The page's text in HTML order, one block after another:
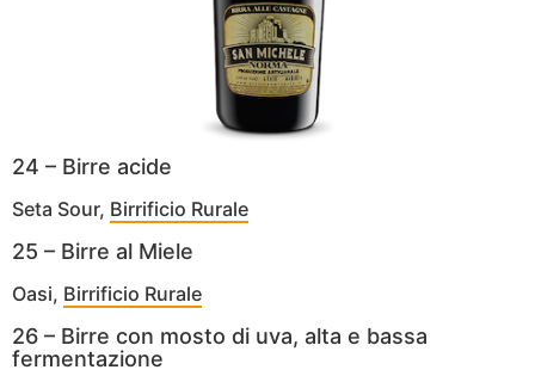
24 – Birre acide
Seta Sour, Birrificio Rurale
25 – Birre al Miele
Oasi, Birrificio Rurale
26 – Birre con mosto di uva, alta e bassa
fermentazione